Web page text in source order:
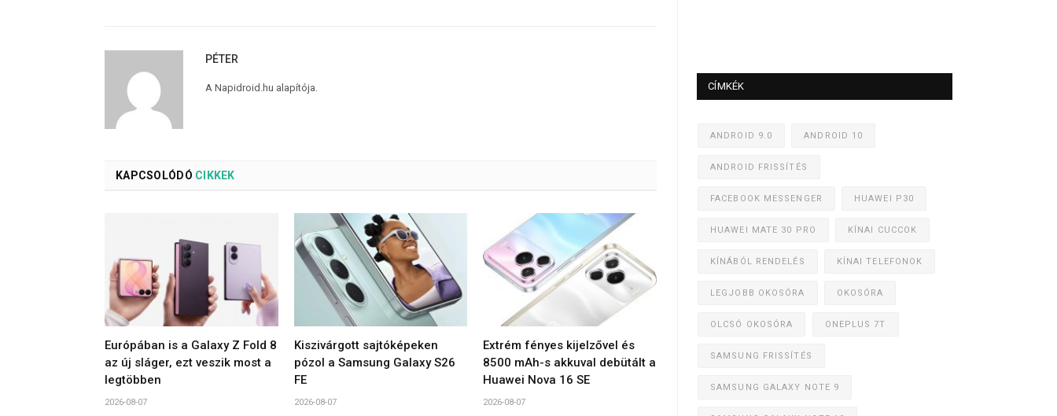
PÉTER
A Napidroid.hu alapítója.
KAPCSOLÓDÓ CIKKEK
Európában is a Galaxy Z Fold 8
az új sláger, ezt veszik most a
legtöbben
2026-08-07
Kiszivárgott sajtóképeken
pózol a Samsung Galaxy S26
FE
2026-08-07
Extrém fényes kijelzővel és
8500 mAh-s akkuval debütált a
Huawei Nova 16 SE
2026-08-07
CÍMKÉK
ANDROID 9.0 ANDROID 10
ANDROID FRISSÍTÉS
FACEBOOK MESSENGER HUAWEI P30
HUAWEI MATE 30 PRO KÍNAI CUCCOK
KÍNÁBÓL RENDELÉS KÍNAI TELEFONOK
LEGJOBB OKOSÓRA OKOSÓRA
OLCSÓ OKOSÓRA ONEPLUS 7T
SAMSUNG FRISSÍTÉS
SAMSUNG GALAXY NOTE 9